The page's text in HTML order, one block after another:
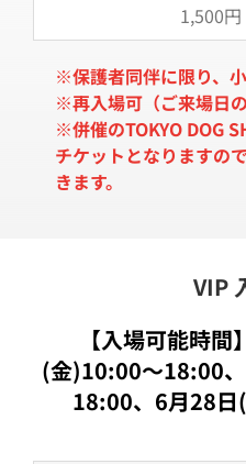
1,500円
※保護者同伴に限り、
※再入場可（ご来場日
※併催のTOKYO DOG
チケットとなりますの
きます。
VIP
【入場可能時
(金)10:00〜18:00
18:00、6月28